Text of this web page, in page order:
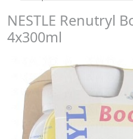
NESTLE Renutryl
4x300ml